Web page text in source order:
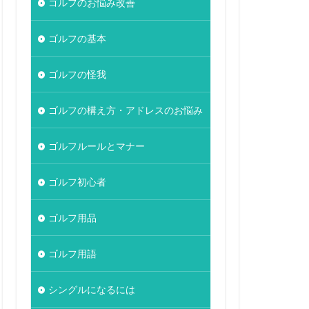
ゴルフの基本
ゴルフの怪我
ゴルフの構え方・アドレスのお悩み
ゴルフルールとマナー
ゴルフ初心者
ゴルフ用品
ゴルフ用語
シングルになるには